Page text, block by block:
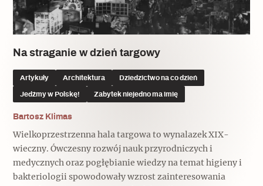
Kruchość rzeczy
Wywiady
Popularne
Dolnośląski Indiana Jones
Recenzje
Jak wskrzesić smak
Ludzie
Popularne
Biskupin - rezerwat archeologiczny
Muzea od nowa
Popularne
Narodowego Muzeum Techniki
Polska ze smakiem
Zobacz również
Patronaty
MonumentApp
Mapa skojarzeń
Krakowskie Kawiarnie
Na straganie w dzień targowy
Artykuły Architektura Dziedzictwo na co dzień
Jedźmy w Polskę! Zabytek niejedno ma imię
Bartosz Klimas
Wielkoprzestrzenna hala targowa to wynalazek XIX-
wieczny. Ówczesny rozwój nauk przyrodniczych i
medycznych oraz pogłębianie wiedzy na temat higieny i
bakteriologii spowodowały wzrost zainteresowania